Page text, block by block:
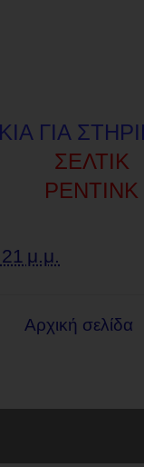
ΚΙΑ ΓΙΑ
ΣΕΛΤΙΚ
ΡΕΝΤΙΝΚ
μ.μ.
Αρχική σελίδα